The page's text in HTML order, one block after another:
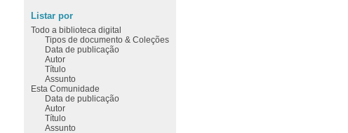
Listar por
Todo a biblioteca digital
Tipos de documento & Coleções
Data de publicação
Autor
Título
Assunto
Esta Comunidade
Data de publicação
Autor
Título
Assunto